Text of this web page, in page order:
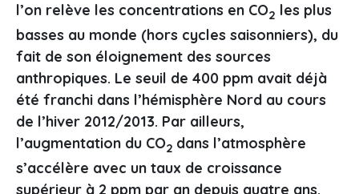
l’on relève les concentrations en CO2 les plus
basses au monde (hors cycles saisonniers), du
fait de son éloignement des sources
anthropiques. Le seuil de 400 ppm avait déjà
été franchi dans l’hémisphère Nord au cours
de l’hiver 2012/2013. Par ailleurs,
l’augmentation du CO2 dans l’atmosphère
s’accélère avec un taux de croissance
supérieur à 2 ppm par an depuis quatre ans.